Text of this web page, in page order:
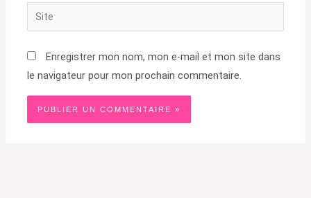
Site
Enregistrer mon nom, mon e-mail et mon site dans
le navigateur pour mon prochain commentaire.